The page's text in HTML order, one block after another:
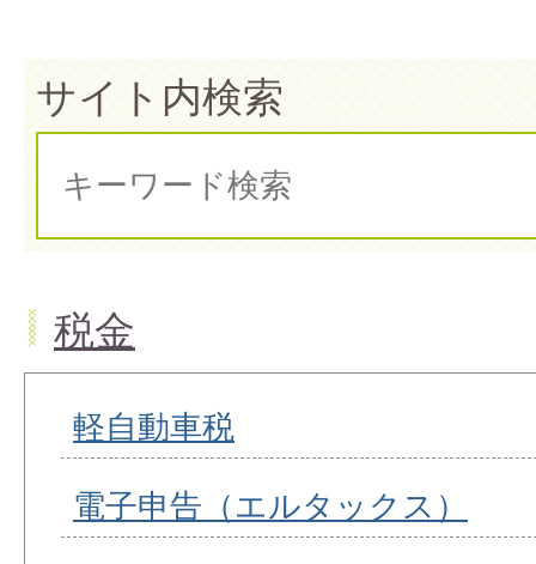
サイト内検索
税金
軽自動車税
電子申告（エルタックス）